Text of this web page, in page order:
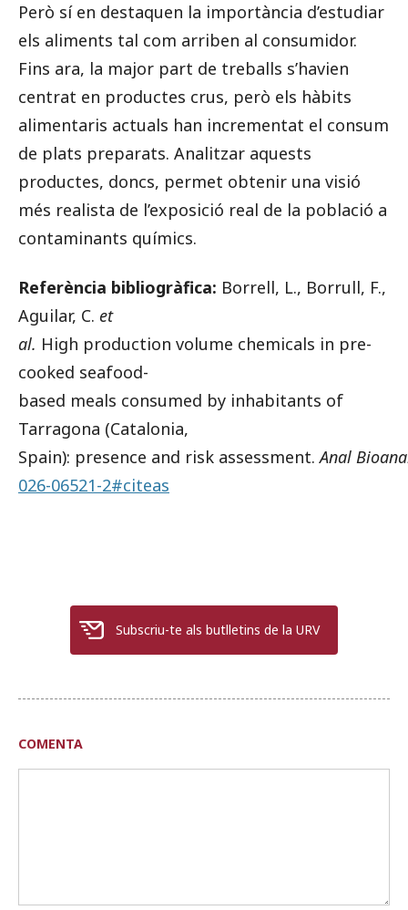
Però sí en destaquen la importància d’estudiar
els aliments tal com arriben al consumidor.
Fins ara, la major part de treballs s’havien
centrat en productes crus, però els hàbits
alimentaris actuals han incrementat el consum
de plats preparats. Analitzar aquests
productes, doncs, permet obtenir una visió
més realista de l’exposició real de la població a
contaminants químics.
Referència bibliogràfica: Borrell, L., Borrull, F.,
Aguilar, C. et
al. High production volume chemicals in pre-
cooked seafood-
based meals consumed by inhabitants of
Tarragona (Catalonia,
Spain): presence and risk assessment.Anal
026-06521-2#citeas
Subscriu-te als butlletins de la URV
COMENTA